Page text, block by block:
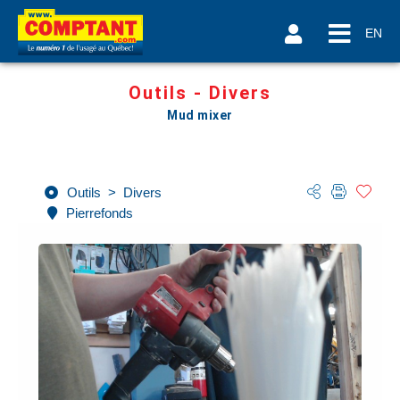
EN
Outils - Divers
Mud mixer
Outils > Divers
Pierrefonds